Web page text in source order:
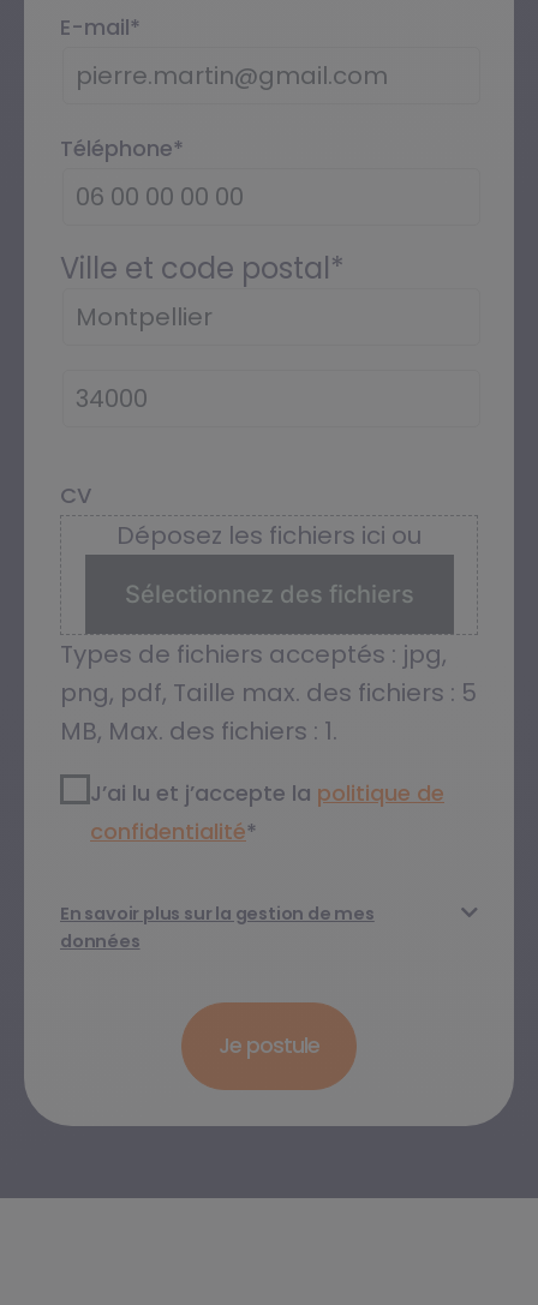
E-mail*
Téléphone*
Ville et code postal*
CV
Déposez les fichiers ici ou
Sélectionnez des fichiers
Types de fichiers acceptés : jpg,
png, pdf, Taille max. des fichiers : 5
MB, Max. des fichiers : 1.
RGPD2 *
J’ai lu et j’accepte la politique de
confidentialité​*
En savoir plus sur la gestion de mes
données